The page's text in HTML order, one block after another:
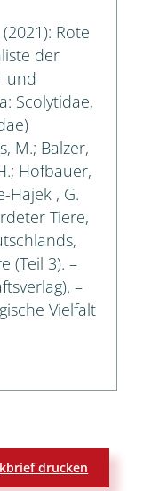
Rote
der
und
Scolytidae,
M.; Balzer,
Hofbauer,
Hajek , G.
Tiere,
(Teil 3). –
–
Vielfalt
drucken